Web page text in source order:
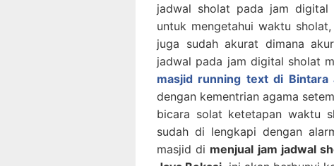
jadwal sholat pada jam digital
untuk mengetahui waktu
juga sudah akurat dimana
jadwal pada jam digital sholat
masjid running text di Bintara
dengan kementrian agama
bicara solat ketetapan waktu
sudah di lengkapi dengan
masjid di menjual jam jadwal